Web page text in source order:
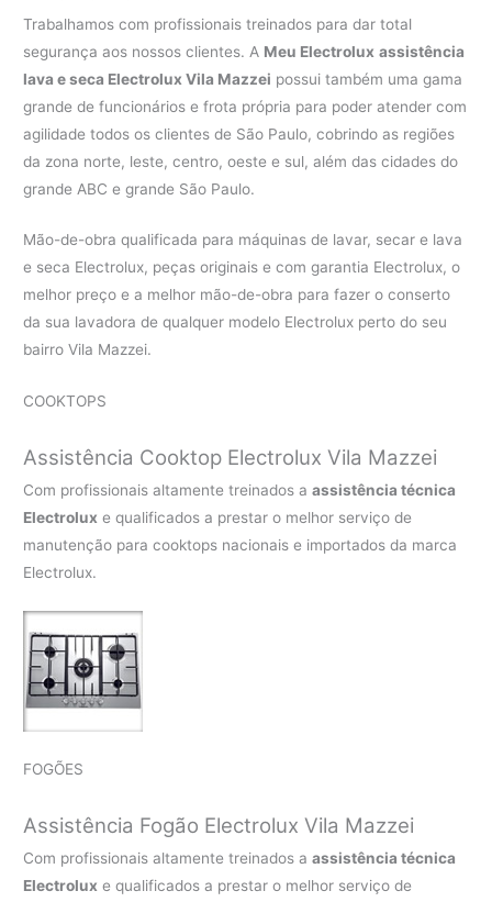
Trabalhamos com profissionais treinados para dar total
segurança aos nossos clientes. A Meu Electrolux assistência
lava e seca Electrolux Vila Mazzei possui também uma gama
grande de funcionários e frota própria para poder atender com
agilidade todos os clientes de São Paulo, cobrindo as regiões
da zona norte, leste, centro, oeste e sul, além das cidades do
grande ABC e grande São Paulo.
Mão-de-obra qualificada para máquinas de lavar, secar e lava
e seca Electrolux, peças originais e com garantia Electrolux, o
melhor preço e a melhor mão-de-obra para fazer o conserto
da sua lavadora de qualquer modelo Electrolux perto do seu
bairro Vila Mazzei.
COOKTOPS
Assistência Cooktop Electrolux Vila Mazzei
Com profissionais altamente treinados aassistência técnica
Electrolux e qualificados a prestar o melhor serviço de
manutenção para cooktops nacionais e importados da marca
Electrolux.
FOGÕES
Assistência Fogão Electrolux Vila Mazzei
Com profissionais altamente treinados aassistência técnica
Electrolux e qualificados a prestar o melhor serviço de